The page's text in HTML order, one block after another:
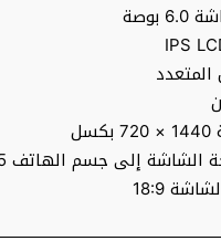
إلى جسم الهاتف 77.5%
18:9